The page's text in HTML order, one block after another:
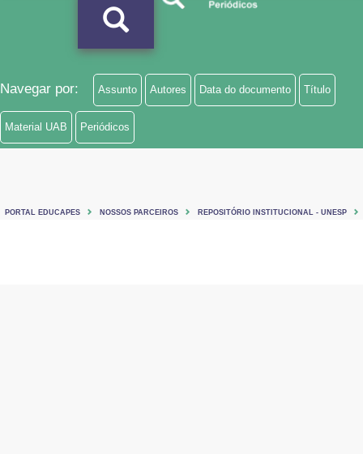
Navegar por: Assunto Autores Data do documento Título
Material UAB Periódicos
PORTAL EDUCAPES NOSSOS PARCEIROS REPOSITÓRIO INSTITUCIONAL - UNESP